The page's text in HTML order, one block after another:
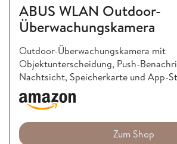
ABUS WLAN Outdoor-
Überwachungskamera
Outdoor-Überwachungskamera mit
Objektunterscheidung, Push-
Nachtsicht, Speicherkarte und App-
Zum Shop